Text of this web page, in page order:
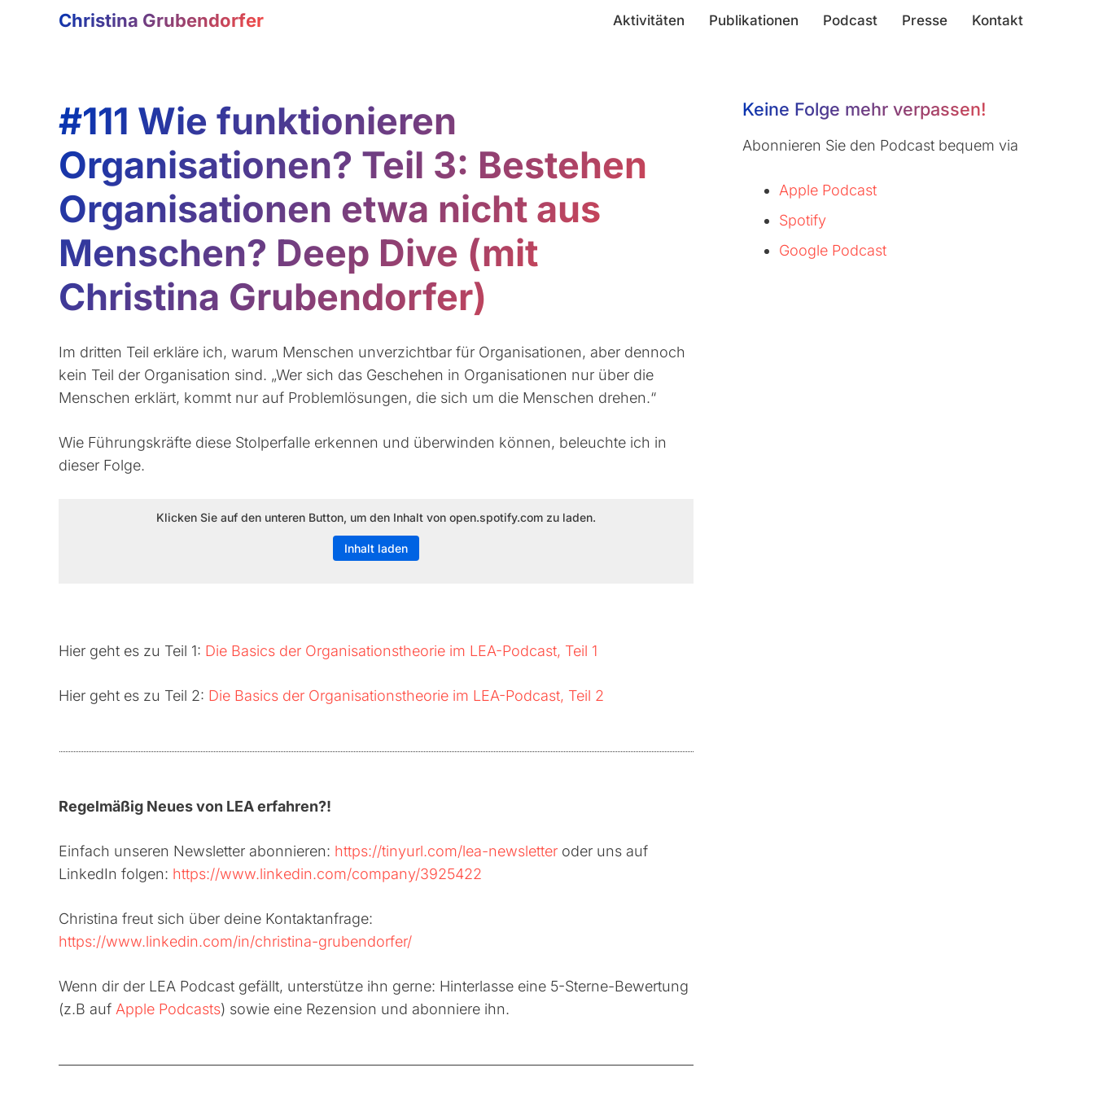
Christina Grubendorfer Aktivitäten Publikationen Podcast Presse Kontakt
#111 Wie funktionieren
Organisationen? Teil 3: Bestehen
Organisationen etwa nicht aus
Menschen? Deep Dive (mit
Christina Grubendorfer)
Im dritten Teil erkläre ich, warum Menschen unverzichtbar für Organisationen, aber dennoch
kein Teil der Organisation sind. „Wer sich das Geschehen in Organisationen nur über die
Menschen erklärt, kommt nur auf Problemlösungen, die sich um die Menschen drehen.“
Wie Führungskräfte diese Stolperfalle erkennen und überwinden können, beleuchte ich in
dieser Folge.
Klicken Sie auf den unteren Button, um den Inhalt von open.spotify.com zu laden.
Inhalt laden
Hier geht es zu Teil 1: Die Basics der Organisationstheorie im LEA-Podcast, Teil 1
Hier geht es zu Teil 2: Die Basics der Organisationstheorie im LEA-Podcast, Teil 2
Regelmäßig Neues von LEA erfahren?!
Einfach unseren Newsletter abonnieren: https://tinyurl.com/lea-newsletter oder uns auf
LinkedIn folgen: https://www.linkedin.com/company/3925422
Christina freut sich über deine Kontaktanfrage:
https://www.linkedin.com/in/christina-grubendorfer/
Wenn dir der LEA Podcast gefällt, unterstütze ihn gerne: Hinterlasse eine 5-Sterne-Bewertung
(z.B auf Apple Podcasts) sowie eine Rezension und abonniere ihn.
Keine Folge mehr verpassen!
Abonnieren Sie den Podcast bequem via
Apple Podcast
Spotify
Google Podcast